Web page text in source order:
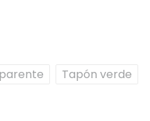
Tapón verde